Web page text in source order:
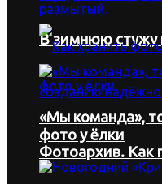
В зимнюю стужу
«Мы команда»,
фото у ёлки
Фотоархив. Как